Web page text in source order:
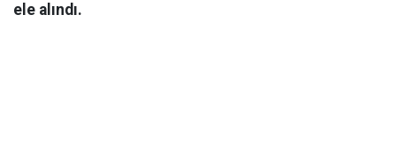
ele alındı.